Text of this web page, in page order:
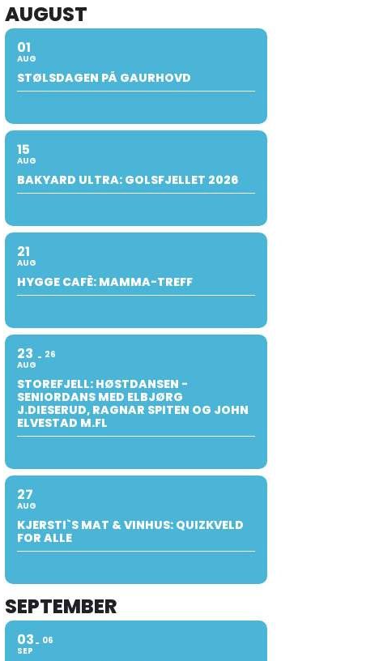
AUGUST
01
AUG
STØLSDAGEN PÅ GAURHOVD
15
AUG
BAKYARD ULTRA: GOLSFJELLET 2026
21
AUG
HYGGE CAFÈ: MAMMA-TREFF
23
AUG
26
STOREFJELL: HØSTDANSEN -
SENIORDANS MED ELBJØRG
J.DIESERUD, RAGNAR SPITEN OG JOHN
ELVESTAD M.FL
27
AUG
KJERSTI`S MAT & VINHUS: QUIZKVELD
FOR ALLE
SEPTEMBER
03
SEP
06